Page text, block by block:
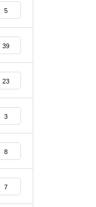
5
39
23
3
8
7